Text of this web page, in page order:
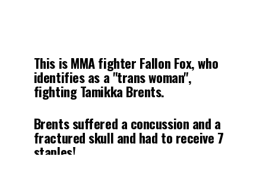
This is MMA fighter Fallon Fox, who
identifies as a "trans woman",
fighting Tamikka Brents.
Brents suffered a concussion and a
fractured skull and had to receive 7
staples!